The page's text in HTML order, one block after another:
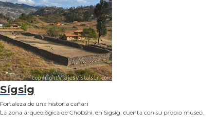
Sígsig
Fortaleza de una historia cañari
La zona arqueológica de Chobshi, en Sigsig, cuenta con su propio museo,